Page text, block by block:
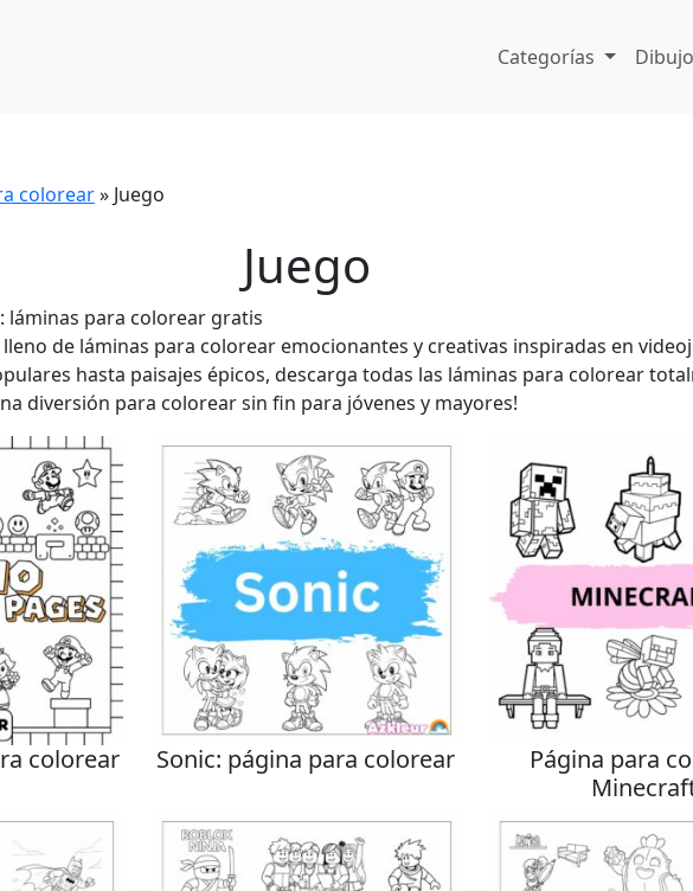
Categorías
colorear» Juego
Juego
láminas para colorear gratis
de láminas para colorear emocionantes y creativas inspiradas en
hasta paisajes épicos, descarga todas las láminas para colorear
diversión para colorear sin fin para jóvenes y mayores!
colorear Sonic: página para colorear
Página para